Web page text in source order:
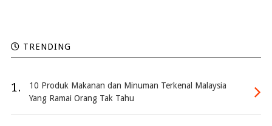
TRENDING
1.
10 Produk Makanan dan Minuman Terkenal Malaysia
Yang Ramai Orang Tak Tahu